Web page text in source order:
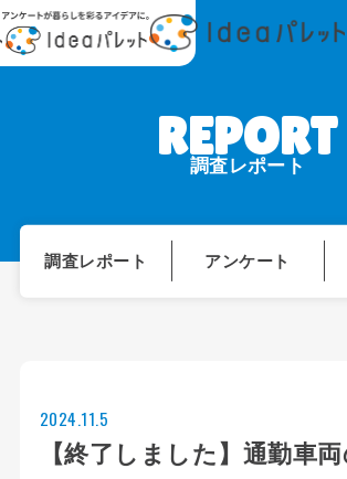
調査レポート
調査レポート アンケート
【終了しました】通勤車
2024.11.5